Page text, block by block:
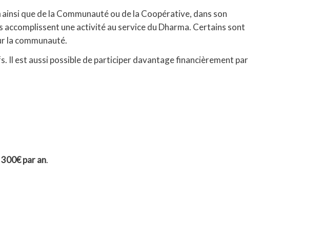
ainsi que de la Communauté ou de la Coopérative, dans son
accomplissent une activité au service du Dharma. Certains sont
la communauté.
Il est aussi possible de participer davantage financièrement par
300€ par an.